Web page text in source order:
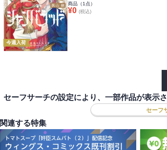
今週入荷
商品（1 点）
¥0 (税込)
セーフサーチの設定により、一部作品が表示
セーフ
関連する特集